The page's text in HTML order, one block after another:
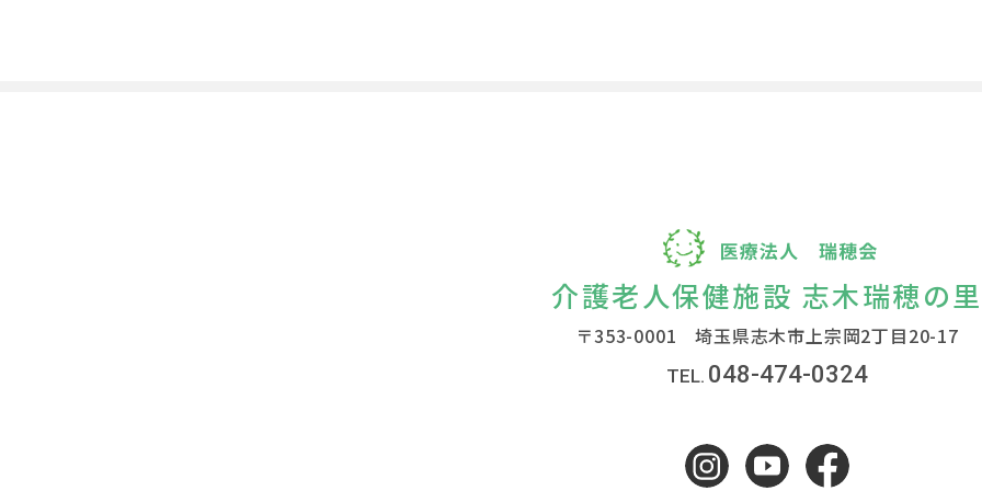
介護老人保健施設 志木瑞穂の里
〒353-0001 埼玉県志木市上宗岡2丁目20-17
048-474-0324